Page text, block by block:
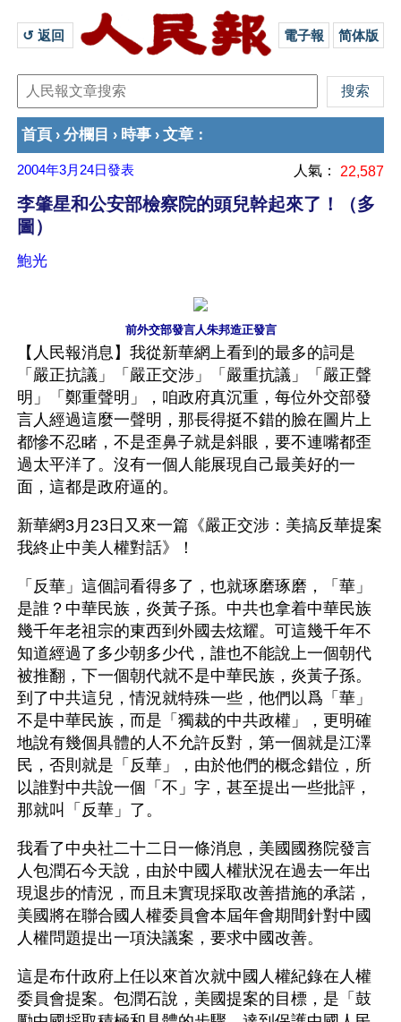
↺ 返回 電子報 简体版
首頁 › 分欄目 › 時事 › 文章 ：
2004年3月24日發表 人氣： 22,587
李肇星和公安部檢察院的頭兒幹起來了！（多
圖）
鮑光
前外交部發言人朱邦造正發言
【人民報消息】我從新華網上看到的最多的詞是
「嚴正抗議」「嚴正交涉」「嚴重抗議」「嚴正聲
明」「鄭重聲明」，咱政府真沉重，每位外交部發
言人經過這麼一聲明，那長得挺不錯的臉在圖片上
都慘不忍睹，不是歪鼻子就是斜眼，要不連嘴都歪
過太平洋了。沒有一個人能展現自己最美好的一
面，這都是政府逼的。
新華網3月23日又來一篇《嚴正交涉：美搞反華提案
我終止中美人權對話》！
「反華」這個詞看得多了，也就琢磨琢磨，「華」
是誰？中華民族，炎黃子孫。中共也拿着中華民族
幾千年老祖宗的東西到外國去炫耀。可這幾千年不
知道經過了多少朝多少代，誰也不能說上一個朝代
被推翻，下一個朝代就不是中華民族，炎黃子孫。
到了中共這兒，情況就特殊一些，他們以爲「華」
不是中華民族，而是「獨裁的中共政權」，更明確
地說有幾個具體的人不允許反對，第一個就是江澤
民，否則就是「反華」，由於他們的概念錯位，所
以誰對中共說一個「不」字，甚至提出一些批評，
那就叫「反華」了。
我看了中央社二十二日一條消息，美國國務院發言
人包潤石今天說，由於中國人權狀況在過去一年出
現退步的情況，而且未實現採取改善措施的承諾，
美國將在聯合國人權委員會本屆年會期間針對中國
人權問題提出一項決議案，要求中國改善。
這是布什政府上任以來首次就中國人權紀錄在人權
委員會提案。包潤石說，美國提案的目標，是「鼓